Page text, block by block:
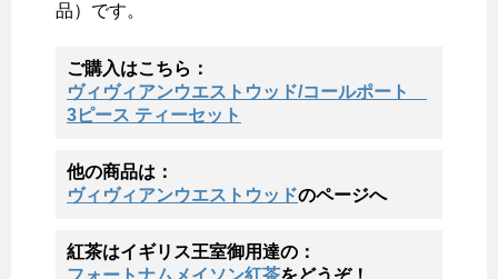
品）です。
ご購入はこちら：
ヴィヴィアンウエストウッド/コールポート
3ピース ティーセット
他の商品は：
ヴィヴィアンウエストウッドのページへ
紅茶はイギリス王室御用達の：
フォートナムメイソン紅茶をどうぞ！